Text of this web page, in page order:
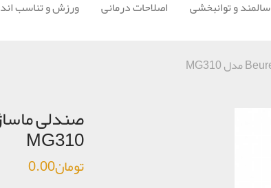
سالمند و توانبخشی اصلاحات درمانی ورزش و تناسب
MG310
تومان0.00